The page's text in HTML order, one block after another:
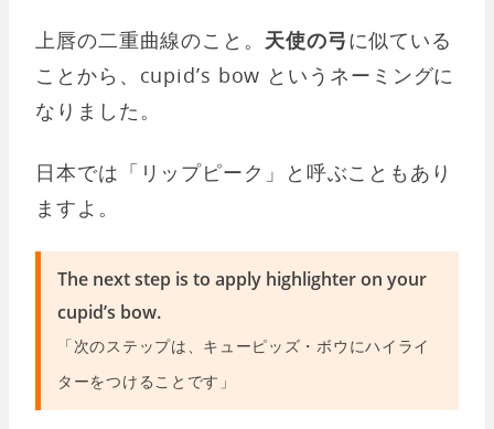
上唇の二重曲線のこと。 天使の弓に似ている
ことから、cupid’s bow というネーミングに
なりました。
日本では「リップピーク」と呼ぶこともあり
ますよ。
The next step is to apply highlighter on your
cupid’s bow.
「次のステップは、キューピッズ・ボウにハイライ
ターをつけることです」